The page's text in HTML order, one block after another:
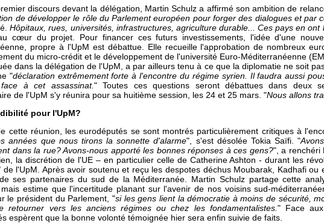
discours devant la délégation, Martin Schulz a affirmé son ambition de
de développer le rôle du Parlement européen pour forger des dialogues et par
Hôpitaux, rues, universités, infrastructures, agriculture durable... Ces pays en ont
cœur du projet. Pour financer ces futurs investissements, l'idée d'une
propre à l'UpM est débattue. Elle recueille l'approbation de nombreux
du micro-crédit et le développement de l'université Euro-Méditerranéenne
dans la délégation de l'UpM, a par ailleurs tenu à ce que la diplomatie ne soit
"déclaration extrêmement forte à l'encontre du régime syrien. Il faudra aussi
à cet assassinat." Toutes ces questions seront débattues dans deux
de l'UpM s'y réunira pour sa huitième session, les 24 et 25 mars. "Nous allons
pour l'UpM?
cette réunion, les eurodéputés se sont montrés particulièrement critiques à
années que nous tirons la sonnette d'alarme", s'est désolée Tokia Saïfi. "
dans la rue? Avons-nous apporté les bonnes réponses à ces gens?", a renchéri
la discrétion de l'UE – en particulier celle de Catherine Ashton - durant les
de l'UpM. Après avoir soutenu et reçu les despotes déchus Moubarak, Kadhafi ou
ses partenaires du sud de la Méditerranée. Martin Schulz partage cette
estime que l'incertitude planant sur l'avenir de nos voisins sud-
le président du Parlement, "si les gens lient la démocratie à moins de sécurité,
retourner vers les anciens régimes ou chez les fondamentalistes. " Face
espèrent que la bonne volonté témoignée hier sera enfin suivie de faits.